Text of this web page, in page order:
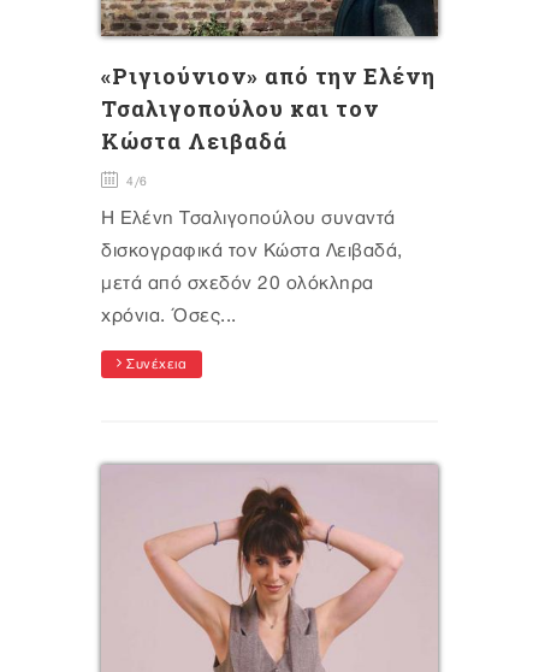
«Ριγιούνιον» από την Ελένη
Τσαλιγοπούλου και τον
Κώστα Λειβαδά
4/6
Η Ελένη Τσαλιγοπούλου συναντά
δισκογραφικά τον Κώστα Λειβαδά,
μετά από σχεδόν 20 ολόκληρα
χρόνια. Όσες...
Συνέχεια